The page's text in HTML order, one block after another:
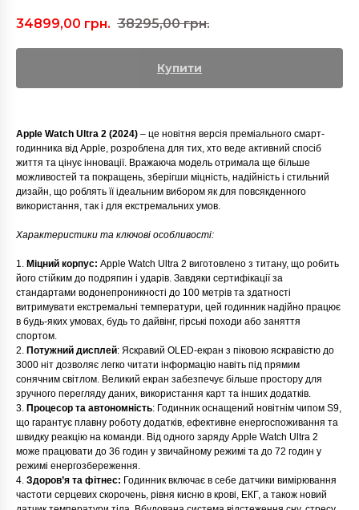
34899,00 грн. 38295,00 грн.
Купити
Apple Watch Ultra 2 (2024) – це новітня версія преміального смарт-
годинника від Apple, розроблена для тих, хто веде активний спосіб
життя та цінує інновації. Вражаюча модель отримала ще більше
можливостей та покращень, зберігши міцність, надійність і стильний
дизайн, що роблять її ідеальним вибором як для повсякденного
використання, так і для екстремальних умов.
Характеристики та ключові особливості:
1. Міцний корпус: Apple Watch Ultra 2 виготовлено з титану, що робить
його стійким до подряпин і ударів. Завдяки сертифікації за
стандартами водонепроникності до 100 метрів та здатності
витримувати екстремальні температури, цей годинник надійно працює
в будь-яких умовах, будь то дайвінг, гірські походи або заняття
спортом.
2. Потужний дисплей: Яскравий OLED-екран з піковою яскравістю до
3000 ніт дозволяє легко читати інформацію навіть під прямим
сонячним світлом. Великий екран забезпечує більше простору для
зручного перегляду даних, використання карт та інших додатків.
3. Процесор та автономність: Годинник оснащений новітнім чипом S9,
що гарантує плавну роботу додатків, ефективне енергоспоживання та
швидку реакцію на команди. Від одного заряду Apple Watch Ultra 2
може працювати до 36 годин у звичайному режимі та до 72 годин у
режимі енергозбереження.
4. Здоров’я та фітнес: Годинник включає в себе датчики вимірювання
частоти серцевих скорочень, рівня кисню в крові, ЕКГ, а також новий